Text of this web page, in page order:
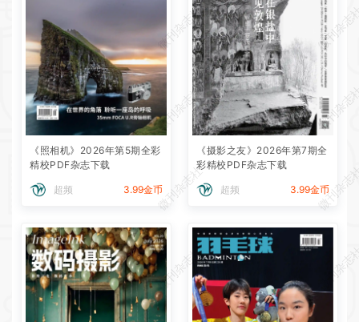
《照相机》2026年第5期全彩
精校PDF杂志下载
超频 3.99金币
《摄影之友》2026年第7期全
彩精校PDF杂志下载
超频 3.99金币
微刊杂志社
微刊杂
微刊杂志社
微刊杂
微刊杂志社
微刊杂
微刊杂志社
微刊